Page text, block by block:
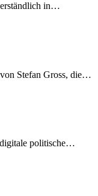
in…
Stefan Gross, die…
digitale politische…